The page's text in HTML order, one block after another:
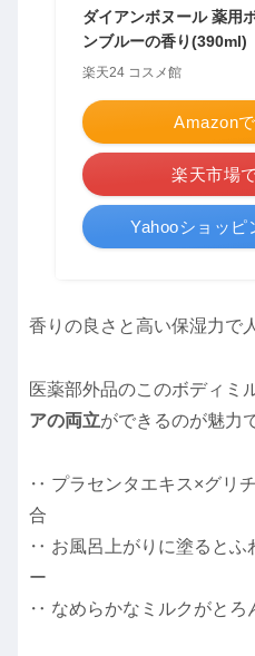
ダイアンボヌール 薬用
ンブルーの香り(390ml)
楽天24 コスメ館
Amazon
楽天市場
Yahooショッ
香りの良さと高い保湿力で
医薬部外品のこのボディミ
アの両立ができるのが魅力
‥ プラセンタエキス×グリ
合
‥ お風呂上がりに塗るとふ
ー
‥ なめらかなミルクがとろ